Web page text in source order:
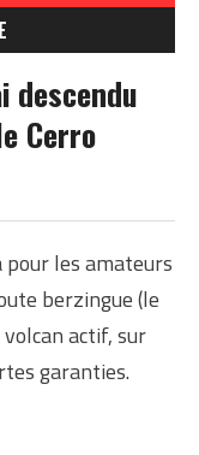
descendu
Cerro
pour les amateurs
berzingue (le
actif, sur
garanties.